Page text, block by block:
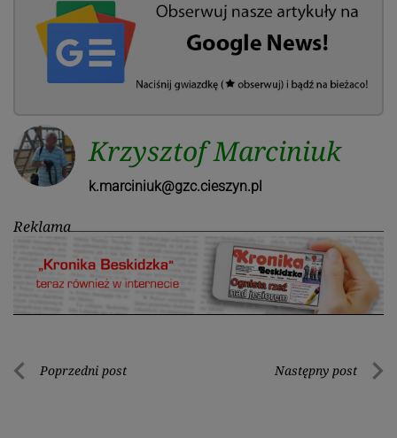
Krzysztof Marciniuk
k.marciniuk@gzc.cieszyn.pl
Reklama
Nawigacja
Poprzedni post Następny post